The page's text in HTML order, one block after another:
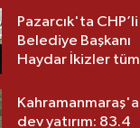
görev değişikliği!
Pazarcık'ta CHP’li
Belediye Başkanı
Haydar İkizler tüm
yeni partisi
Kahramanmaraş'a
dev yatırım: 83.4